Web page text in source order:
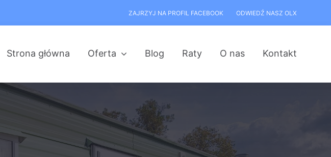
ZAJRZYJ NA PROFIL FACEBOOK ODWIEDŹ NASZ OLX
Strona główna Oferta Blog Raty O nas Kontakt